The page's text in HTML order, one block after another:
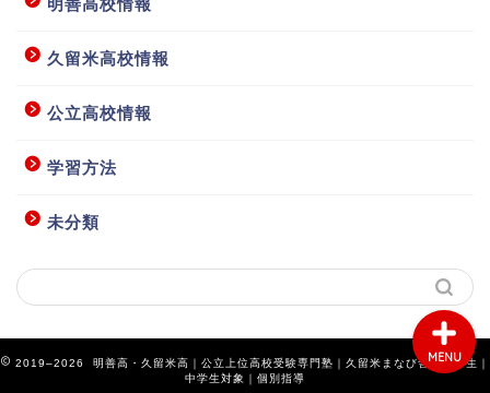
明善高校情報
久留米高校情報
公立高校情報
学習方法
未分類
2019–2026 明善高・久留米高｜公立上位高校受験専門塾｜久留米まなび舎｜小学生｜
中学生対象｜個別指導
MENU